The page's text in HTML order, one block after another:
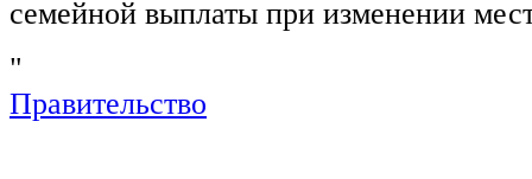
семейной выплаты при изменении
"
Правительство